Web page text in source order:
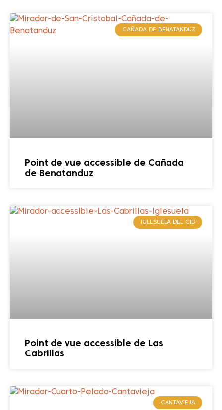
CAÑADA DE BENATANDUZ
Point de vue accessible de Cañada
de Benatanduz
IGLESUELA DEL CID
Point de vue accessible de Las
Cabrillas
CANTAVIEJA